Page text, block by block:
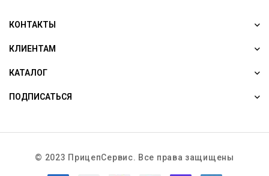
КОНТАКТЫ
КЛИЕНТАМ
КАТАЛОГ
ПОДПИСАТЬСЯ
© 2023 ПрицепСервис. Все права защищены